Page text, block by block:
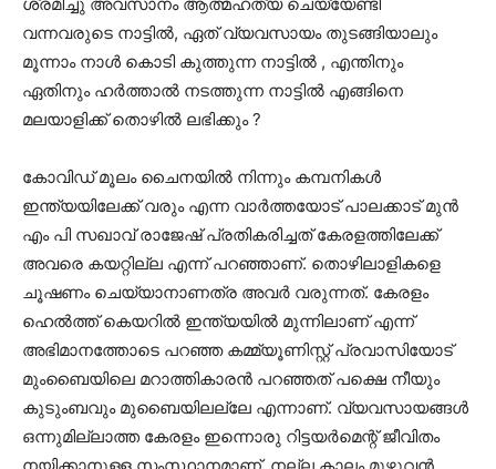
വന്നവരുടെ നാട്ടിൽ, ഏത് വ്യവസായം തുടങ്ങിയാലും
മൂന്നാം നാൾ കൊടി കുത്തുന്ന നാട്ടിൽ , എന്തിനും
ഏതിനും ഹർത്താൽ നടത്തുന്ന നാട്ടിൽ എങ്ങിനെ
മലയാളിക്ക് തൊഴിൽ ലഭിക്കും ?
കോവിഡ് മൂലം ചൈനയിൽ നിന്നും കമ്പനികൾ
ഇന്ത്യയിലേക്ക് വരും എന്ന വാർത്തയോട് പാലക്കാട് മുൻ
എം പി സഖാവ് രാജേഷ് പ്രതികരിച്ചത് കേരളത്തിലേക്ക്
അവരെ കയറ്റില്ല എന്ന് പറഞ്ഞാണ്. തൊഴിലാളികളെ
ചൂഷണം ചെയ്യാനാണത്ര അവർ വരുന്നത്. കേരളം
ഹെൽത്ത് കെയറിൽ ഇന്ത്യയിൽ മുന്നിലാണ് എന്ന്
അഭിമാനത്തോടെ പറഞ്ഞ കമ്മ്യൂണിസ്റ്റ് പ്രവാസിയോട്
മുംബൈയിലെ മറാത്തികാരൻ പറഞ്ഞത് പക്ഷെ നീയും
കുടുംബവും മുബൈയിലല്ലേ എന്നാണ്. വ്യവസായങ്ങൾ
ഒന്നുമില്ലാത്ത കേരളം ഇന്നൊരു റിട്ടയർമെന്റ് ജീവിതം